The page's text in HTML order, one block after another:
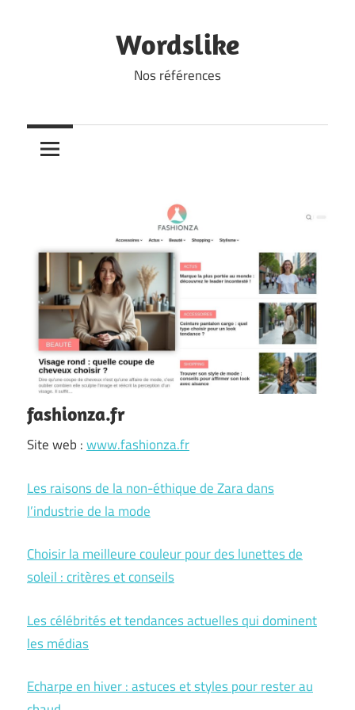
Wordslike
Nos références
fashionza.fr
Site web :www.fashionza.fr
Les raisons de la non-éthique de Zara dans
l’industrie de la mode
Choisir la meilleure couleur pour des lunettes de
soleil : critères et conseils
Les célébrités et tendances actuelles qui dominent
les médias
Echarpe en hiver : astuces et styles pour rester au